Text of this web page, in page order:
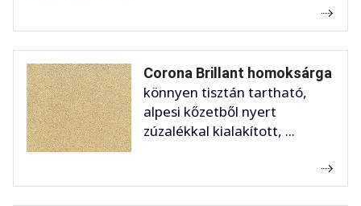
Corona Brillant homoksárga
könnyen tisztán tartható,
alpesi kőzetből nyert
zúzalékkal kialakított, ...